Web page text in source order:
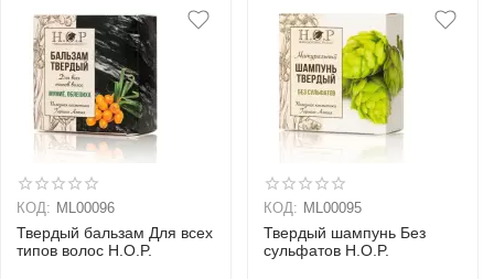
КОД: ML00096
Твердый бальзам Для всех
типов волос H.O.P.
КОД: ML00095
Твердый шампунь Без
сульфатов H.O.P.